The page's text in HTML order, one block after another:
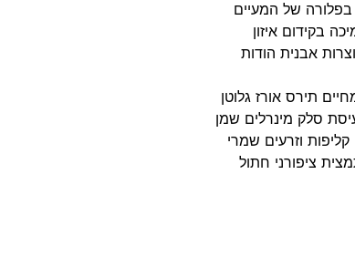
בפלורה של המעיים
בקידום איזון
אבנית הודות
תירס אורז גלוטן
סלק מינרלים שמן
קליפות וזרעים שמרי
(מקור אוליגו-סוכרים) בורג שמן (0.1%) תמצית ציפורני חתול